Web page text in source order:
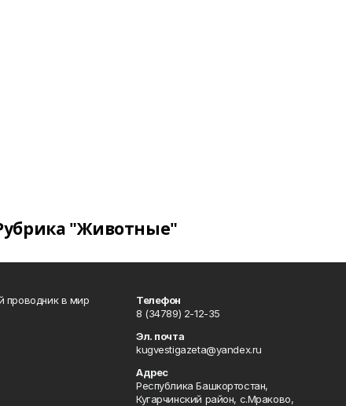
"Животные"
проводник в мир
Телефон
8 (34789) 2-12-35
Эл. почта
kugvestigazeta@yandex.ru
Адрес
Республика Башкортостан,
Кугарчинский район, с.Мраково,